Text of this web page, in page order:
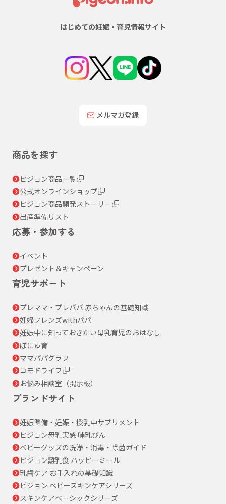
はじめての妊娠・育児情報サイト
メルマガ登録
商品を探す
ピジョン商品一覧
公式オンラインショップ
ピジョン商品開発ストーリー
出産準備リスト
応募・参加する
イベント
プレゼント＆キャンペーン
育児サポート
プレママ・プレパパ 赤ちゃんの基礎知識
妊婦フレンズwithパパ
妊娠中に知っておきたい母乳育児のおはなし
ぼにゅ育
ママパパグラフ
コモドライフ
お悩み相談室（掲示板）
ブランドサイト
妊娠準備・妊娠・授乳中サプリメント
ピジョン母乳実感 哺乳びん
ベビーグッズの洗浄・消毒・除菌ガイド
ピジョン離乳食 ハッピーミール
乳歯ケア お手入れの基礎知識
ピジョン ベビースキンケアシリーズ
スキンケアベーシックシリーズ